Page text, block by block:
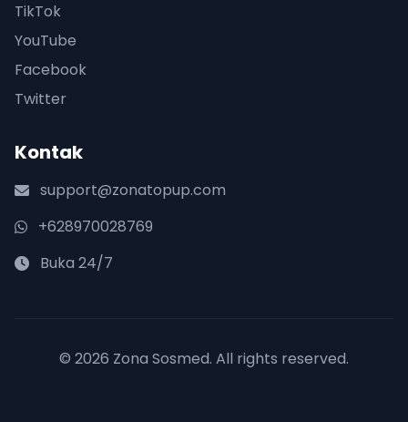
TikTok
YouTube
Facebook
Twitter
Kontak
support@zonatopup.com
+628970028769
Buka 24/7
© 2026 Zona Sosmed. All rights reserved.